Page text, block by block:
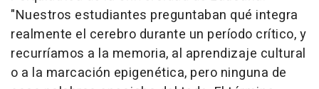
"Nuestros estudiantes preguntaban qué integra
realmente el cerebro durante un período crítico, y
recurríamos a la memoria, al aprendizaje cultural
o a la marcación epigenética, pero ninguna de